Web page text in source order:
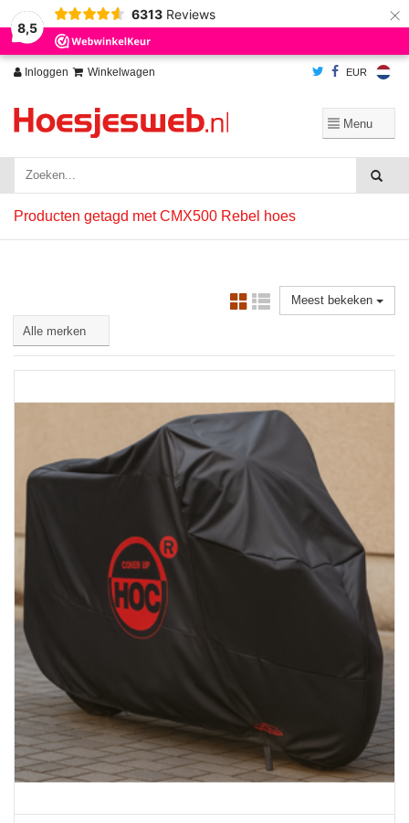
8,5
6313 Reviews ×
Inloggen Winkelwagen EUR
Producten getagd met CMX500 Rebel hoes
Meest bekeken
Wij slaan cookies op om onze website te verbeteren. Is dat akkoord?
Ja
Nee